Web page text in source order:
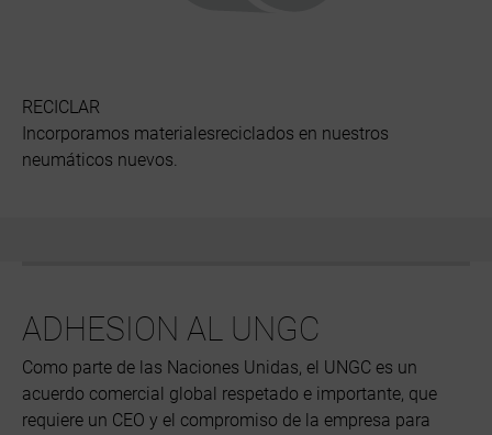
RECICLAR
Incorporamos materialesreciclados en nuestros
neumáticos nuevos.
ADHESION AL UNGC
Como parte de las Naciones Unidas, el UNGC es un
acuerdo comercial global respetado e importante, que
requiere un CEO y el compromiso de la empresa para